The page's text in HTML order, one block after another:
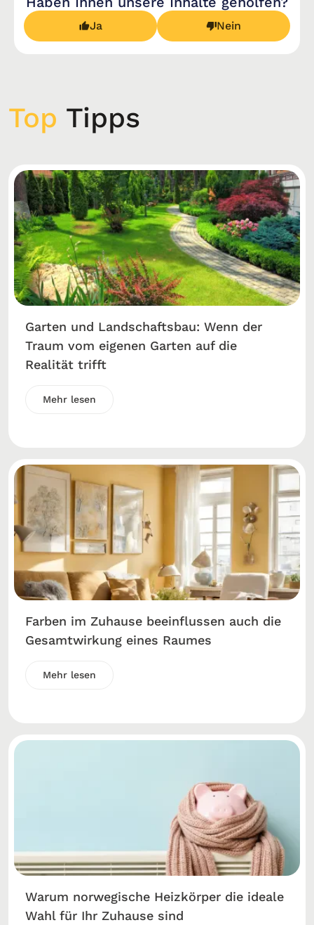
Ja Nein
Top Tipps
Garten und Landschaftsbau: Wenn der
Traum vom eigenen Garten auf die
Realität trifft
Mehr lesen
Farben im Zuhause beeinflussen auch die
Gesamtwirkung eines Raumes
Mehr lesen
Warum norwegische Heizkörper die ideale
Wahl für Ihr Zuhause sind